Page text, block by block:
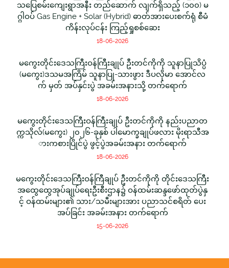
သပြေစမ်းကျေးရွာအနီး တည်ဆောက် လျက်ရှိသည့် (၁၀၀) မ
ဂ္ဂါဝပ် Gas Engine + Solar (Hybrid) ဓာတ်အားပေးစက်ရုံ စီမံ
ကိန်းလုပ်ငန်း ကြည့်ရှုစစ်ဆေး
18-06-2026
မကွေးတိုင်းဒေသကြီးဝန်ကြီးချုပ် ဦးတင်ကိုကို သူနာပြုသိပ္ပံ
(မကွေး)ဒသမအကြိမ် သူနာပြု-သားဖွား ဒီပလိုမာ အောင်လ
က် မှတ် အပ်နှင်းပွဲ အခမ်းအနားသို့ တက်ရောက်
18-06-2026
မကွေးတိုင်းဒေသကြီးဝန်ကြီးချုပ် ဦးတင်ကိုကို နည်းပညာတ
က္ကသိုလ်(မကွေး) ၂၀၂၆-ခုနှစ် ပါမောက္ခချုပ်ဖလား မိုးရာသီအ
ားကစားပြိုင်ပွဲ ဖွင့်ပွဲအခမ်းအနား တက်ရောက်
18-06-2026
မကွေးတိုင်းဒေသကြီးဝန်ကြီချုပ် ဦးတင်ကိုကို တိုင်းဒေသကြီး
အထွေထွေအုပ်ချုပ်ရေးဦးစီးဌာန၌ ဝန်ထမ်းဆန္ဒဖော်ထုတ်ပွဲနှ
င့် ဝန်ထမ်းများ၏ သား/သမီးများအား ပညာသင်စရိတ် ပေး
အပ်ခြင်း အခမ်းအနား တက်ရောက်
15-06-2026